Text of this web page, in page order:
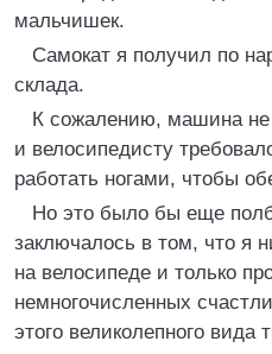
мальчишек.
Самокат я получил по
склада.
К сожалению, машина не
и велосипедисту
работать ногами, чтобы
Но это было бы еще
заключалось в том, что я
на велосипеде и только
немногочисленных
этого великолепного вида